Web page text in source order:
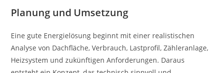
Planung und Umsetzung
Eine gute Energielösung beginnt mit einer realistischen
Analyse von Dachfläche, Verbrauch, Lastprofil, Zähleranlage,
Heizsystem und zukünftigen Anforderungen. Daraus